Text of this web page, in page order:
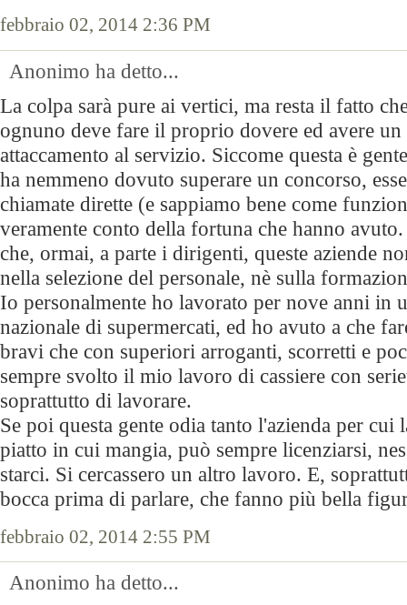
febbraio 02, 2014 2:36 PM
Anonimo ha detto...
La colpa sarà pure ai vertici, ma resta il fatto
ognuno deve fare il proprio dovere ed avere
attaccamento al servizio. Siccome questa è
ha nemmeno dovuto superare un concorso,
chiamate dirette (e sappiamo bene come
veramente conto della fortuna che hanno
che, ormai, a parte i dirigenti, queste aziende
nella selezione del personale, nè sulla
Io personalmente ho lavorato per nove anni in
nazionale di supermercati, ed ho avuto a che
bravi che con superiori arroganti, scorretti e
sempre svolto il mio lavoro di cassiere con
soprattutto di lavorare.
Se poi questa gente odia tanto l'azienda per cui
piatto in cui mangia, può sempre licenziarsi,
starci. Si cercassero un altro lavoro. E,
bocca prima di parlare, che fanno più bella
febbraio 02, 2014 2:55 PM
Anonimo ha detto...